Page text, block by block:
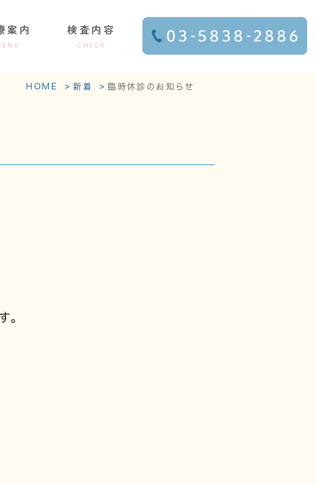
案内 検査内容
CHECK
HOME 新着 臨時休診のお知らせ
。